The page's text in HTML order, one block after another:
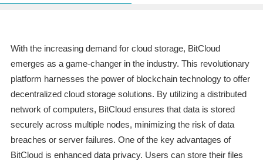
With the increasing demand for cloud storage, BitCloud
emerges as a game-changer in the industry. This revolutionary
platform harnesses the power of blockchain technology to offer
decentralized cloud storage solutions. By utilizing a distributed
network of computers, BitCloud ensures that data is stored
securely across multiple nodes, minimizing the risk of data
breaches or server failures. One of the key advantages of
BitCloud is enhanced data privacy. Users can store their files